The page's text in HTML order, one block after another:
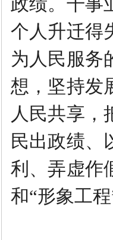
个人升迁得
为人民服务
想，坚持发
人民共享，
民出政绩、
利、弄虚作
和“形象工